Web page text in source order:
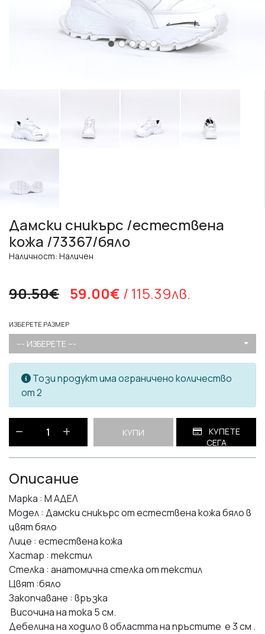
Дамски сникърс /естествена
кожа /73367/бяло
Наличност: Наличен
90.50€ 59.00€ / 115.39лв.
ИЗБЕРЕТЕ РАЗМЕР
--- ИЗБЕРЕТЕ ---
Този продукт има ограничено количество
от 2
КУПИ
КУПЕТЕ
СЕГА
Описание
Марка : М АДЕЛ
Модел : Дамски сникърс от естествена кожа бяло в
цвят бяло
Лице : естествена кожа
Хастар : текстил
Стелка : анатомична стелка от текстил
Цвят :бяло
Закопчаване : връзка
Височина на тока 5 см.
Дебелина на ходило в областта на пръстите е 3 см .